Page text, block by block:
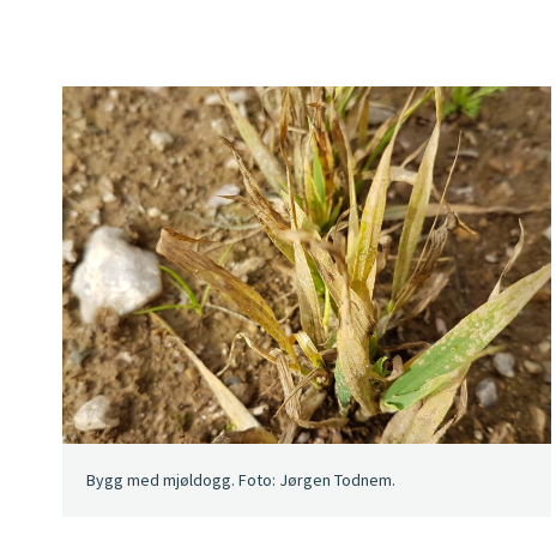
Bygg med mjøldogg. Foto: Jørgen Todnem.